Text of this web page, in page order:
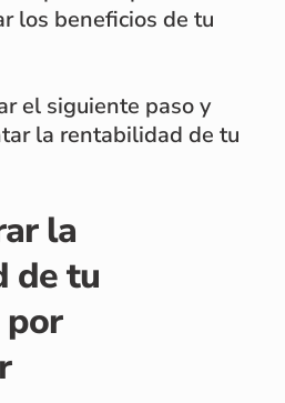
los beneficios de tu
el siguiente paso y
la rentabilidad de tu
la
de tu